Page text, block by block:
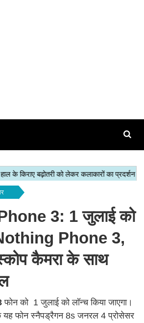
3: 1 जुलाई को
Nothing Phone 3,
कैमरा के साथ
फोन को 1 जुलाई को लॉन्च किया जाएगा।
यह फोन स्नैपड्रैगन 8s जनरल 4 प्रोसेसर